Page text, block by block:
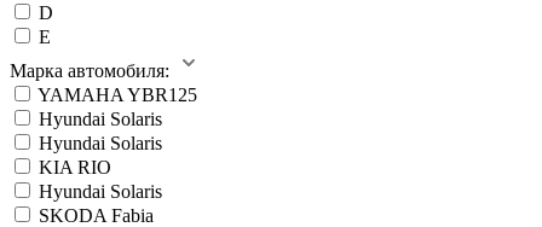
D
E
Марка автомобиля:
YAMAHA YBR125
Hyundai Solaris
Hyundai Solaris
KIA RIO
Hyundai Solaris
SKODA Fabia